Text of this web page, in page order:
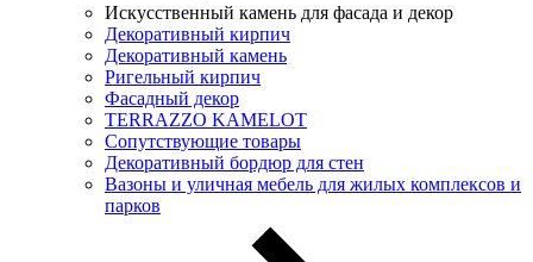
Искусственный камень для фасада и декор
Декоративный кирпич
Декоративный камень
Ригельный кирпич
Фасадный декор
TERRAZZO KAMELOT
Сопутствующие товары
Декоративный бордюр для стен
Вазоны и уличная мебель для жилых комплексов и
парков